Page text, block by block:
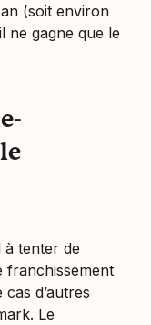
(soit environ
ne gagne que le
à tenter de
franchissement
d’autres
Le